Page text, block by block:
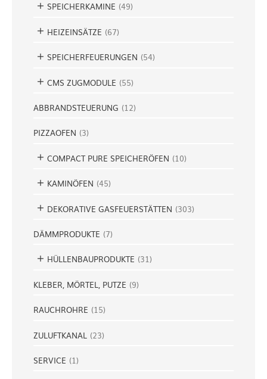
SPEICHERKAMINE (49)
HEIZEINSÄTZE (67)
SPEICHERFEUERUNGEN (54)
CMS ZUGMODULE (55)
ABBRANDSTEUERUNG (12)
PIZZAOFEN (3)
COMPACT PURE SPEICHERÖFEN (10)
KAMINÖFEN (45)
DEKORATIVE GASFEUERSTÄTTEN (303)
DÄMMPRODUKTE (7)
HÜLLENBAUPRODUKTE (31)
KLEBER, MÖRTEL, PUTZE (9)
RAUCHROHRE (15)
ZULUFTKANAL (23)
SERVICE (1)